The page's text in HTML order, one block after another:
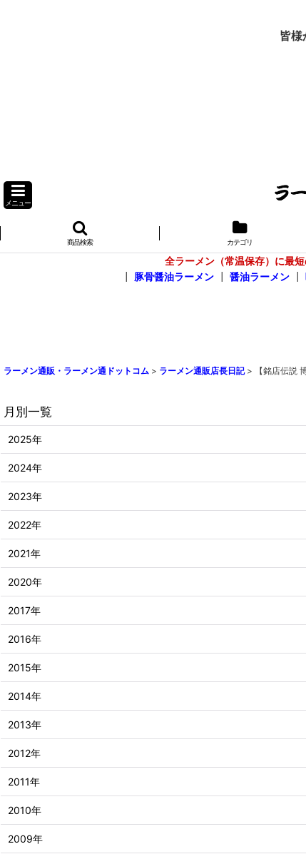
皆様
メニュー
商品検索 カテゴリ
全ラーメン（常温保存）に最
豚骨醤油ラーメン 醤油ラーメン
ラーメン通販・ラーメン通ドットコム > ラーメン通販店長日記 > 【銘店伝説
月別一覧
2025年
2024年
2023年
2022年
2021年
2020年
2017年
2016年
2015年
2014年
2013年
2012年
2011年
2010年
2009年